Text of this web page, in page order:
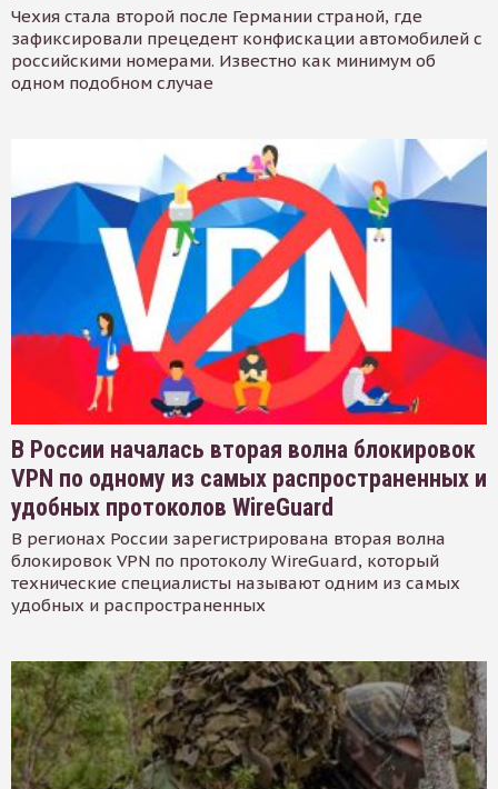
Чехия стала второй после Германии страной, где
зафиксировали прецедент конфискации автомобилей с
российскими номерами. Известно как минимум об
одном подобном случае
В России началась вторая волна блокировок
VPN по одному из самых распространенных и
удобных протоколов WireGuard
В регионах России зарегистрирована вторая волна
блокировок VPN по протоколу WireGuard, который
технические специалисты называют одним из самых
удобных и распространенных